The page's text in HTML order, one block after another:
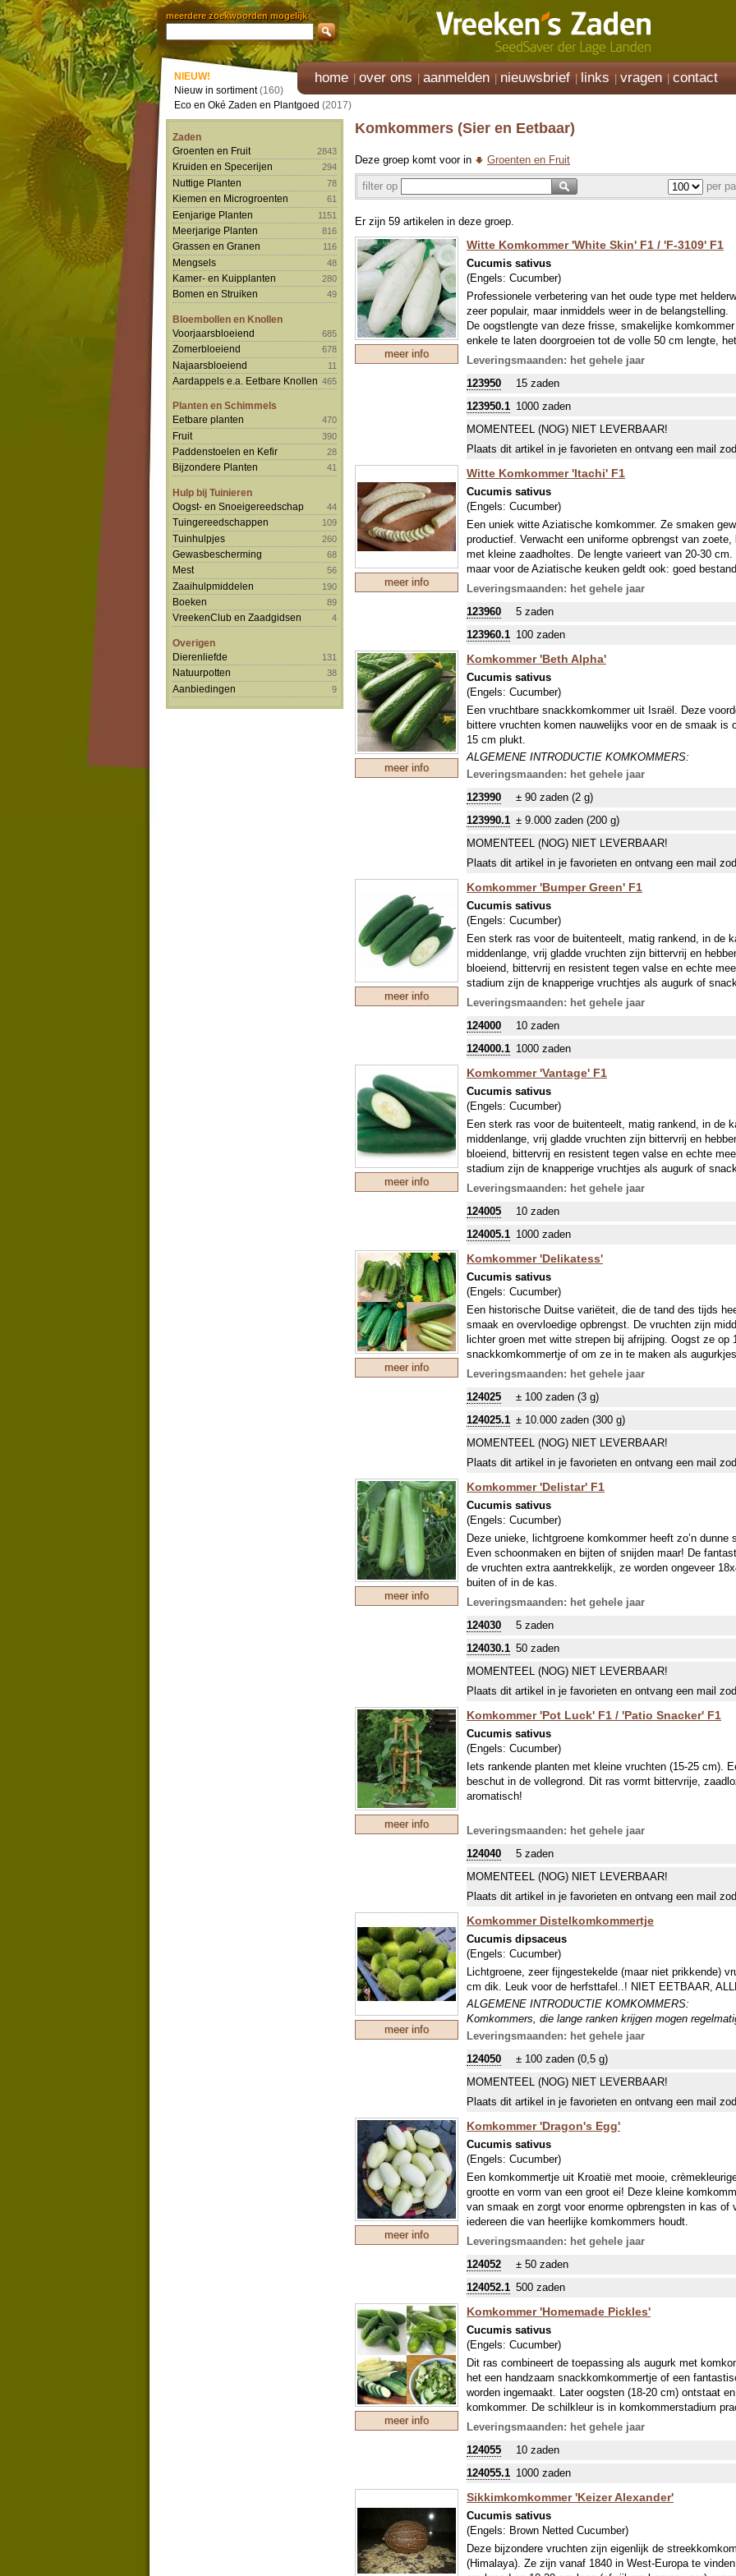
meerdere zoekwoorden mogelijk
home over ons aanmelden nieuwsbrief links vragen contact
NIEUW!
Nieuw in sortiment(160)
Eco en Oké Zaden en Plantgoed (2017)
Zaden
Groenten en Fruit
2843
Kruiden en Specerijen 294
Nuttige Planten 78
Kiemen en Microgroenten 61
Eenjarige Planten 1151
Meerjarige Planten 816
Grassen en Granen 116
Mengsels 48
Kamer- en Kuipplanten 280
Bomen en Struiken 49
Bloembollen en Knollen
Voorjaarsbloeiend
685
Zomerbloeiend 678
Najaarsbloeiend 11
Aardappels e.a. Eetbare Knollen 465
Planten en Schimmels
Eetbare planten
470
Fruit 390
Paddenstoelen en Kefir 28
Bijzondere Planten 41
Hulp bij Tuinieren
Oogst- en Snoeigereedschap
44
Tuingereedschappen 109
Tuinhulpjes 260
Gewasbescherming 68
Mest 56
Zaaihulpmiddelen 190
Boeken 89
VreekenClub en Zaadgidsen 4
Overigen
Dierenliefde
131
Natuurpotten 38
Aanbiedingen 9
Komkommers (Sier en Eetbaar)
Deze groep komt voor in Groenten en Fruit
filter op per
Er zijn 59 artikelen in deze groep.
meer info
Witte Komkommer 'White Skin' F1 / 'F-3109' F1
Cucumis sativus
(Engels: Cucumber)
Professionele verbetering van het oude type met
zeer populair, maar inmiddels weer in de belangstelling.
De oogstlengte van deze frisse, smakelijke
enkele te laten doorgroeien tot de volle 50 cm lengte,
Deze komkommer groeit zeer goed in de kas en tijdens
Voor het enten van komkommers gebruik je dit ras:
bevelen we je deze entclips aan:
ALGEMENE INTRODUCTIE KOMKOMMERS:
Komkommers, die lange ranken krijgen mogen
(afhankelijk van het ras) een redelijke zomer nodig en
raadzaam de plant naar buiten te laten groeien, als
worden gesneden en rauw in salades verwerkt, rijpe
leeggelepeld. Veel kleine komkommerachtigen of
augurkje (gezuurd) of als gezond snoepje (snack) bij
individuele beschrijving van onze soorten en rassen,
eetbaar!
Leveringsmaanden: het gehele jaar
123950
15 zaden
123950.1 1000 zaden
MOMENTEEL (NOG) NIET LEVERBAAR!
Plaats dit artikel in je favorieten en ontvang een mail
meer info
Witte Komkommer 'Itachi' F1
Cucumis sativus
(Engels: Cucumber)
Een uniek witte Aziatische komkommer. Ze smaken
productief. Verwacht een uniforme opbrengst van
met kleine zaadholtes. De lengte varieert van 20-30
maar voor de Aziatische keuken geldt ook: goed
aanvulling op alle roerbakgerechten. Je kan ze in de
vruchten: in de kas. De planten zijn Parthenocarp, dus
OPMERKING: Blootstelling aan direct zonlicht kan een
bladerdak van de plant de vruchten tegen de zon
ALGEMENE INTRODUCTIE KOMKOMMERS:
Komkommers, die lange ranken krijgen mogen
(afhankelijk van het ras) een redelijke zomer nodig en
raadzaam de plant naar buiten te laten groeien, als
meestal onrijp geoogst, behalve als de schil juist extra
worden gesneden en rauw in salades verwerkt, rijpe
leeggelepeld. Veel kleine komkommerachtigen of
augurkje (gezuurd) of als gezond snoepje (snack) bij
individuele beschrijving van onze soorten en rassen,
eetbaar!
Leveringsmaanden: het gehele jaar
123960
5 zaden
123960.1 100 zaden
meer info
Komkommer 'Beth Alpha'
Cucumis sativus
(Engels: Cucumber)
Een vruchtbare snackkomkommer uit Israël. Deze
bittere vruchten komen nauwelijks voor en de smaak is
15 cm plukt.
ALGEMENE INTRODUCTIE KOMKOMMERS:
Komkommers, die lange ranken krijgen mogen
raadzaam de plant naar buiten te laten groeien, als
meestal onrijp geoogst, behalve als de schil juist extra
worden gesneden en rauw in salades verwerkt, rijpe
leeggelepeld. Veel kleine komkommerachtigen of
augurkje (gezuurd) of als gezond snoepje (snack) bij
eetbaar!
Leveringsmaanden: het gehele jaar
123990
± 90 zaden (2 g)
123990.1 ± 9.000 zaden (200 g)
MOMENTEEL (NOG) NIET LEVERBAAR!
Plaats dit artikel in je favorieten en ontvang een mail
meer info
Komkommer 'Bumper Green' F1
Cucumis sativus
(Engels: Cucumber)
Een sterk ras voor de buitenteelt, matig rankend, in de
middenlange, vrij gladde vruchten zijn bittervrij en
bloeiend, bittervrij en resistent tegen valse en echte
stadium zijn de knapperige vruchtjes als augurk of
afmeting van 18x2 cm wegen de vruchtjes 70 g.
650 kg. Dit ras is iets kleiner en daardoor iets vroeger dan
In de kasteelt kunnen zich bodemziekten settelen,
ziektebestendige onderstam de oplossing kan zijn.
‘Boule de Siam’. Als hulpmiddel bevelen we je deze
ALGEMENE INTRODUCTIE KOMKOMMERS:
Komkommers, die lange ranken krijgen mogen
(afhankelijk van het ras) een redelijke zomer nodig en
raadzaam de plant naar buiten te laten groeien, als
meestal onrijp geoogst, behalve als de schil juist extra
worden gesneden en rauw in salades verwerkt, rijpe
leeggelepeld. Veel kleine komkommerachtigen of
augurkje (gezuurd) of als gezond snoepje (snack) bij
individuele beschrijving van onze soorten en rassen,
eetbaar!
Leveringsmaanden: het gehele jaar
124000
10 zaden
124000.1 1000 zaden
meer info
Komkommer 'Vantage' F1
Cucumis sativus
(Engels: Cucumber)
Een sterk ras voor de buitenteelt, matig rankend, in de
middenlange, vrij gladde vruchten zijn bittervrij en
bloeiend, bittervrij en resistent tegen valse en echte
stadium zijn de knapperige vruchtjes als augurk of
afmeting van 18x2 cm wegen de vruchtjes 70 g.
In de kasteelt kunnen zich bodemziekten settelen,
ziektebestendige onderstam de oplossing kan zijn.
‘Boule de Siam’. Als hulpmiddel bevelen we je deze
ALGEMENE INTRODUCTIE KOMKOMMERS:
Komkommers, die lange ranken krijgen mogen
(afhankelijk van het ras) een redelijke zomer nodig en
raadzaam de plant naar buiten te laten groeien, als
meestal onrijp geoogst, behalve als de schil juist extra
worden gesneden en rauw in salades verwerkt, rijpe
leeggelepeld. Veel kleine komkommerachtigen of
augurkje (gezuurd) of als gezond snoepje (snack) bij
individuele beschrijving van onze soorten en rassen,
eetbaar!
Leveringsmaanden: het gehele jaar
124005
10 zaden
124005.1 1000 zaden
meer info
Komkommer 'Delikatess'
Cucumis sativus
(Engels: Cucumber)
Een historische Duitse variëteit, die de tand des tijds
smaak en overvloedige opbrengst. De vruchten zijn
lichter groen met witte strepen bij afrijping. Oogst ze op
snackkomkommertje of om ze in te maken als
worden ongeveer 30 cm lang) voor een komkommer,
vervlogen tijden... De teelt lukt heel goed (buiten) in de
kas.
ALGEMENE INTRODUCTIE KOMKOMMERS:
Komkommers, die lange ranken krijgen mogen
(afhankelijk van het ras) een redelijke zomer nodig en
raadzaam de plant naar buiten te laten groeien, als
worden gesneden en rauw in salades verwerkt, rijpe
leeggelepeld. Veel kleine komkommerachtigen of
augurkje (gezuurd) of als gezond snoepje (snack) bij
individuele beschrijving van onze soorten en rassen,
eetbaar!
Leveringsmaanden: het gehele jaar
124025
± 100 zaden (3 g)
124025.1 ± 10.000 zaden (300 g)
MOMENTEEL (NOG) NIET LEVERBAAR!
Plaats dit artikel in je favorieten en ontvang een mail
meer info
Komkommer 'Delistar' F1
Cucumis sativus
(Engels: Cucumber)
Deze unieke, lichtgroene komkommer heeft zo’n
Even schoonmaken en bijten of snijden maar! De
de vruchten extra aantrekkelijk, ze worden ongeveer
buiten of in de kas.
Voor het enten van komkommers gebruik je dit ras:
bevelen we je deze entclips aan: 847525
ALGEMENE INTRODUCTIE KOMKOMMERS:
Komkommers, die lange ranken krijgen mogen
(afhankelijk van het ras) een redelijke zomer nodig en
raadzaam de plant naar buiten te laten groeien, als
meestal onrijp geoogst, behalve als de schil juist extra
leeggelepeld. Veel kleine komkommerachtigen of
augurkje (gezuurd) of als gezond snoepje (snack) bij
individuele beschrijving van onze soorten en rassen,
eetbaar!
Leveringsmaanden: het gehele jaar
124030
5 zaden
124030.1 50 zaden
MOMENTEEL (NOG) NIET LEVERBAAR!
Plaats dit artikel in je favorieten en ontvang een mail
meer info
Komkommer 'Pot Luck' F1 / 'Patio Snacker' F1
Cucumis sativus
(Engels: Cucumber)
Iets rankende planten met kleine vruchten (15-25 cm).
beschut in de vollegrond. Dit ras vormt bittervrije,
aromatisch!
Voor het enten van komkommers gebruik je dit ras:
bevelen we je deze entclips aan: 847525
ALGEMENE INTRODUCTIE KOMKOMMERS:
Komkommers, die lange ranken krijgen mogen
(afhankelijk van het ras) een redelijke zomer nodig en
raadzaam de plant naar buiten te laten groeien, als
meestal onrijp geoogst, behalve als de schil juist extra
worden gesneden en rauw in salades verwerkt, rijpe
leeggelepeld. Veel kleine komkommerachtigen of
augurkje (gezuurd) of als gezond snoepje (snack) bij
individuele beschrijving van onze soorten en rassen,
eetbaar!
Leveringsmaanden: het gehele jaar
124040
5 zaden
MOMENTEEL (NOG) NIET LEVERBAAR!
Plaats dit artikel in je favorieten en ontvang een mail
meer info
Komkommer Distelkomkommertje
Cucumis dipsaceus
(Engels: Cucumber)
Lichtgroene, zeer fijngestekelde (maar niet prikkende)
cm dik. Leuk voor de herfsttafel..! NIET EETBAAR,
ALGEMENE INTRODUCTIE KOMKOMMERS:
Komkommers, die lange ranken krijgen mogen
(afhankelijk van het ras) een redelijke zomer nodig en
meestal onrijp geoogst, behalve als de schil juist extra
worden gesneden en rauw in salades verwerkt, rijpe
leeggelepeld. Veel kleine komkommerachtigen of
augurkje (gezuurd) of als gezond snoepje (snack) bij
individuele beschrijving van onze soorten en rassen,
Leveringsmaanden: het gehele jaar
124050
± 100 zaden (0,5 g)
MOMENTEEL (NOG) NIET LEVERBAAR!
Plaats dit artikel in je favorieten en ontvang een mail
meer info
Komkommer 'Dragon's Egg'
Cucumis sativus
(Engels: Cucumber)
Een komkommertje uit Kroatië met mooie,
grootte en vorm van een groot ei! Deze kleine
van smaak en zorgt voor enorme opbrengsten in kas of
iedereen die van heerlijke komkommers houdt.
ALGEMENE INTRODUCTIE KOMKOMMERS:
Komkommers, die lange ranken krijgen mogen
(afhankelijk van het ras) een redelijke zomer nodig en
raadzaam de plant naar buiten te laten groeien, als
meestal onrijp geoogst, behalve als de schil juist extra
worden gesneden en rauw in salades verwerkt, rijpe
leeggelepeld. Veel kleine komkommerachtigen of
augurkje (gezuurd) of als gezond snoepje (snack) bij
individuele beschrijving van onze soorten en rassen,
eetbaar!
Leveringsmaanden: het gehele jaar
124052
± 50 zaden
124052.1 500 zaden
meer info
Komkommer 'Homemade Pickles'
Cucumis sativus
(Engels: Cucumber)
Dit ras combineert de toepassing als augurk met
het een handzaam snackkomkommertje of een
worden ingemaakt. Later oogsten (18-20 cm) ontstaat
komkommer. De schilkleur is in komkommerstadium
Opvallend is de hoge bestendigheid tegen virus- en
oogstzekerheid. De teelt in de vollegrond is succesvol.
Voor het enten van komkommers gebruik je dit ras:
bevelen we je deze entclips aan:
ALGEMENE INTRODUCTIE KOMKOMMERS:
Komkommers, die lange ranken krijgen mogen
(afhankelijk van het ras) een redelijke zomer nodig en
raadzaam de plant naar buiten te laten groeien, als
meestal onrijp geoogst, behalve als de schil juist extra
worden gesneden en rauw in salades verwerkt, rijpe
leeggelepeld. Veel kleine komkommerachtigen of
Leveringsmaanden: het gehele jaar
124055
10 zaden
124055.1 1000 zaden
Sikkimkomkommer 'Keizer Alexander'
Cucumis sativus
(Engels: Brown Netted Cucumber)
Deze bijzondere vruchten zijn eigenlijk de
(Himalaya). Ze zijn vanaf 1840 in West-Europa te